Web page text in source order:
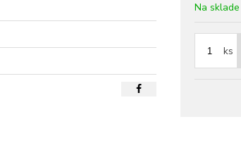
Na sklade
ks